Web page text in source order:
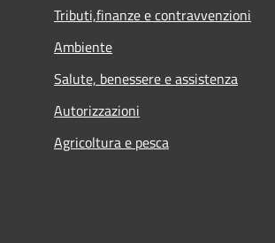
Tributi,finanze e contravvenzioni
Ambiente
Salute, benessere e assistenza
Autorizzazioni
Agricoltura e pesca